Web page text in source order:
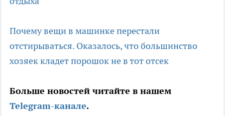
Почему вещи в машинке перестали
отстирываться. Оказалось, что большинство
хозяек кладет порошок не в тот отсек
Больше новостей читайте в нашем
Telegram-канале.